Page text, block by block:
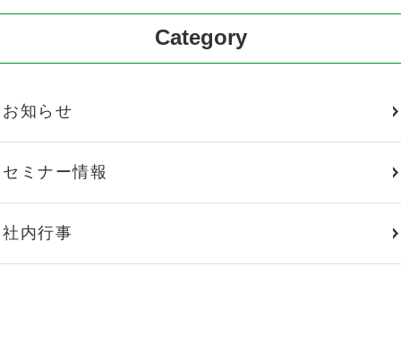
Category
お知らせ
セミナー情報
社内行事